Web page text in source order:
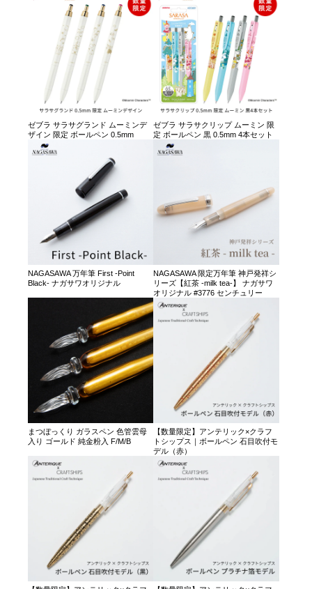
ゼブラ サラサグランド ムーミンデ
ザイン 限定 ボールペン 0.5mm
ゼブラ サラサクリップ ムーミン 限
定 ボールペン 黒 0.5mm 4本セット
NAGASAWA 万年筆 First -Point
Black- ナガサワオリジナル
NAGASAWA 限定万年筆 神戸発祥シ
リーズ【紅茶 -milk tea-】 ナガサワ
オリジナル #3776 センチュリー
まつぼっくり ガラスペン 色管雲母
入り ゴールド 純金粉入 F/M/B
【数量限定】アンテリック×クラフ
トシップス｜ボールペン 石目吹付モ
デル（赤）